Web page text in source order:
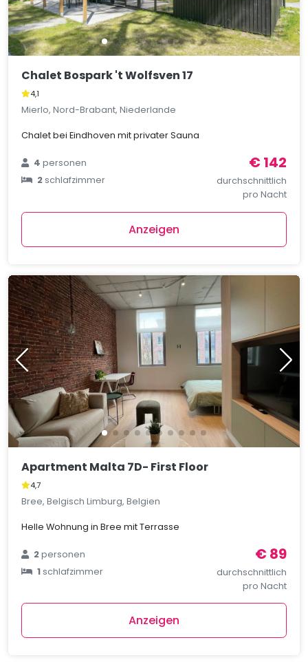
Chalet Bospark 't Wolfsven 17
4,1
Mierlo, Nord-Brabant, Niederlande
Chalet bei Eindhoven mit privater Sauna
4personen
2schlafzimmer
€ 142
durchschnittlich
pro Nacht
Anzeigen
Apartment Malta 7D- First Floor
4,7
Bree, Belgisch Limburg, Belgien
Helle Wohnung in Bree mit Terrasse
2personen
1schlafzimmer
€ 89
durchschnittlich
pro Nacht
Anzeigen